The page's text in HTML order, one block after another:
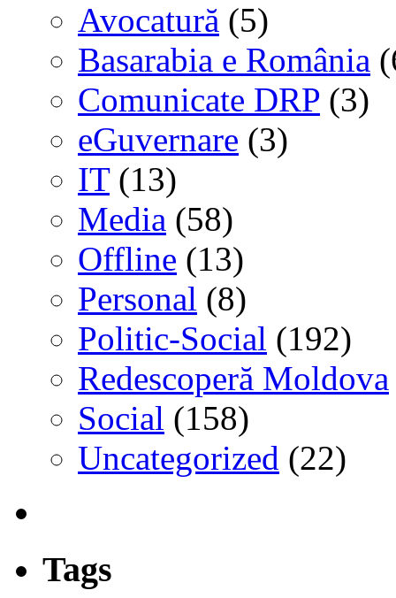
Avocatură (5)
Basarabia e România
Comunicate DRP (3)
eGuvernare (3)
IT(13)
Media (58)
Offline (13)
Personal (8)
Politic-Social (192)
Redescoperă Moldova
Social (158)
Uncategorized (22)
Tags